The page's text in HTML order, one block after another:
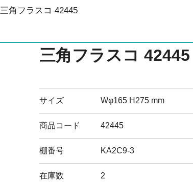
三角フラスコ 42445
三角フラスコ 42445
サイズ Wφ165 H275 mm
商品コード 42445
棚番号 KA2C9-3
在庫数 2